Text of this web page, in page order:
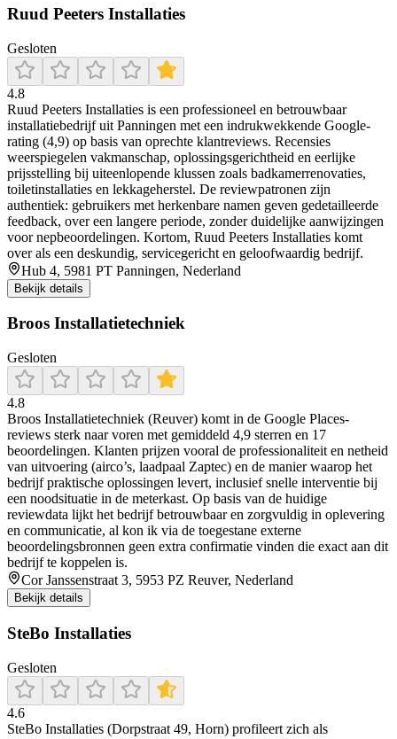
Ruud Peeters Installaties
Gesloten
4.8
Ruud Peeters Installaties is een professioneel en betrouwbaar
installatiebedrijf uit Panningen met een indrukwekkende Google-
rating (4,9) op basis van oprechte klantreviews. Recensies
weerspiegelen vakmanschap, oplossingsgerichtheid en eerlijke
prijsstelling bij uiteenlopende klussen zoals badkamerrenovaties,
toiletinstallaties en lekkageherstel. De reviewpatronen zijn
authentiek: gebruikers met herkenbare namen geven gedetailleerde
feedback, over een langere periode, zonder duidelijke aanwijzingen
voor nepbeoordelingen. Kortom, Ruud Peeters Installaties komt
over als een deskundig, servicegericht en geloofwaardig bedrijf.
Hub 4, 5981 PT Panningen, Nederland
Bekijk details
Broos Installatietechniek
Gesloten
4.8
Broos Installatietechniek (Reuver) komt in de Google Places-
reviews sterk naar voren met gemiddeld 4,9 sterren en 17
beoordelingen. Klanten prijzen vooral de professionaliteit en netheid
van uitvoering (airco’s, laadpaal Zaptec) en de manier waarop het
bedrijf praktische oplossingen levert, inclusief snelle interventie bij
een noodsituatie in de meterkast. Op basis van de huidige
reviewdata lijkt het bedrijf betrouwbaar en zorgvuldig in oplevering
en communicatie, al kon ik via de toegestane externe
beoordelingsbronnen geen extra confirmatie vinden die exact aan dit
bedrijf te koppelen is.
Cor Janssenstraat 3, 5953 PZ Reuver, Nederland
Bekijk details
SteBo Installaties
Gesloten
4.6
SteBo Installaties (Dorpstraat 49, Horn) profileert zich als